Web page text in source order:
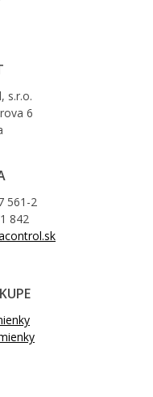
s.r.o.
6
561-2
842